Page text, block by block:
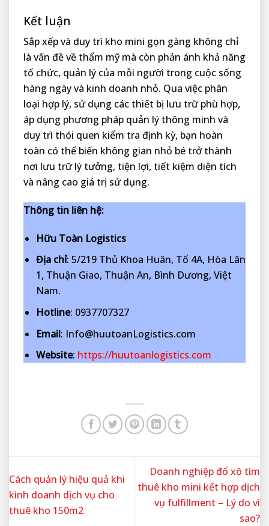
Kết luận
Sắp xếp và duy trì kho mini gọn gàng không chỉ
là vấn đề về thẩm mỹ mà còn phản ánh khả năng
tổ chức, quản lý của mỗi người trong cuộc sống
hàng ngày và kinh doanh nhỏ. Qua việc phân
loại hợp lý, sử dụng các thiết bị lưu trữ phù hợp,
áp dụng phương pháp quản lý thông minh và
duy trì thói quen kiểm tra định kỳ, bạn hoàn
toàn có thể biến không gian nhỏ bé trở thành
nơi lưu trữ lý tưởng, tiện lợi, tiết kiệm diện tích
và nâng cao giá trị sử dụng.
Thông tin liên hệ:
Hữu Toàn Logistics
Địa chỉ: 5/219 Thủ Khoa Huân, Tổ 4A, Hòa Lân
1, Thuận Giao, Thuận An, Bình Dương, Việt
Nam.
Hotline: 0937707327
Email: Info@huutoanLogistics.com
Website: https://huutoanlogistics.com
Cách quản lý hiệu quả khi
kinh doanh dịch vụ cho
thuê kho 150m2
Doanh nghiệp đổ xô tìm
thuê kho mini kết hợp dịch
vụ fulfillment – Lý do vì
sao?